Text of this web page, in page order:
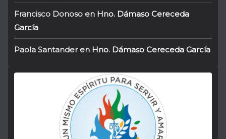
Francisco Donoso en Hno. Dámaso Cereceda
García
Paola Santanderen Hno. Dámaso Cereceda García